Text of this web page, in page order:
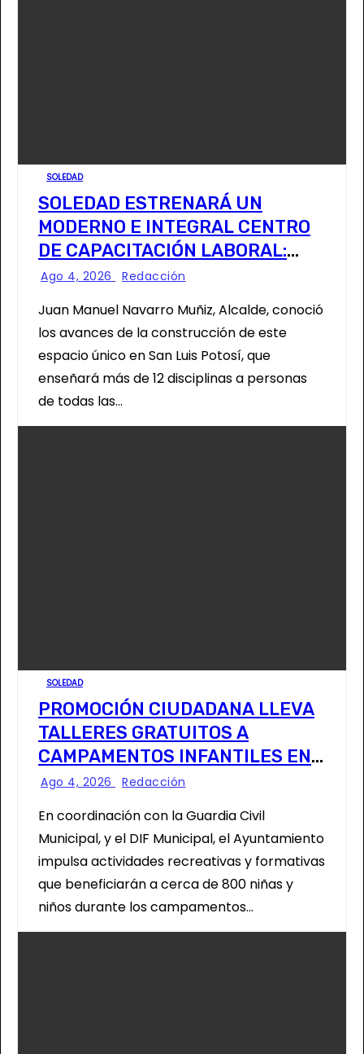
SOLEDAD
SOLEDAD ESTRENARÁ UN
MODERNO E INTEGRAL CENTRO
DE CAPACITACIÓN LABORAL:
ALCALDE
Ago 4, 2026 Redacción
Juan Manuel Navarro Muñiz, Alcalde, conoció
los avances de la construcción de este
espacio único en San Luis Potosí, que
enseñará más de 12 disciplinas a personas
de todas las…
SOLEDAD
PROMOCIÓN CIUDADANA LLEVA
TALLERES GRATUITOS A
CAMPAMENTOS INFANTILES EN
SOLEDAD
Ago 4, 2026 Redacción
En coordinación con la Guardia Civil
Municipal, y el DIF Municipal, el Ayuntamiento
impulsa actividades recreativas y formativas
que beneficiarán a cerca de 800 niñas y
niños durante los campamentos…